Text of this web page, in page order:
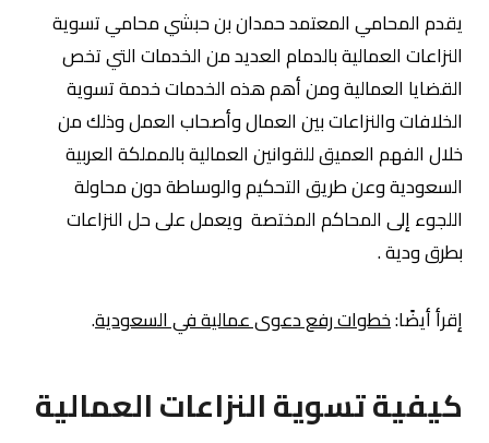
يقدم المحامي المعتمد حمدان بن حبشي محاميتسوية
النزاعات العمالية بالدمام العديد من الخدمات التي تخص
القضايا العمالية ومن أهم هذه الخدمات خدمة تسوية
الخلافات والنزاعات بين العمال وأصحاب العمل وذلك من
خلال الفهم العميق للقوانين العمالية بالمملكة العربية
السعودية وعن طريق التحكيم والوساطة دون محاولة
اللجوء إلى المحاكم المختصة ويعمل على حل النزاعات
بطرق ودية .
إقرأ أيضًا:خطوات رفع دعوى عمالية في السعودية.
كيفية تسوية النزاعات العمالية